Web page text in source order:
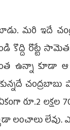
మరి ఇదే
కొద్ది రొట్టే
ఉన్నా కూడా
రూ.2 లక్షల
లంచాలు లేవు.